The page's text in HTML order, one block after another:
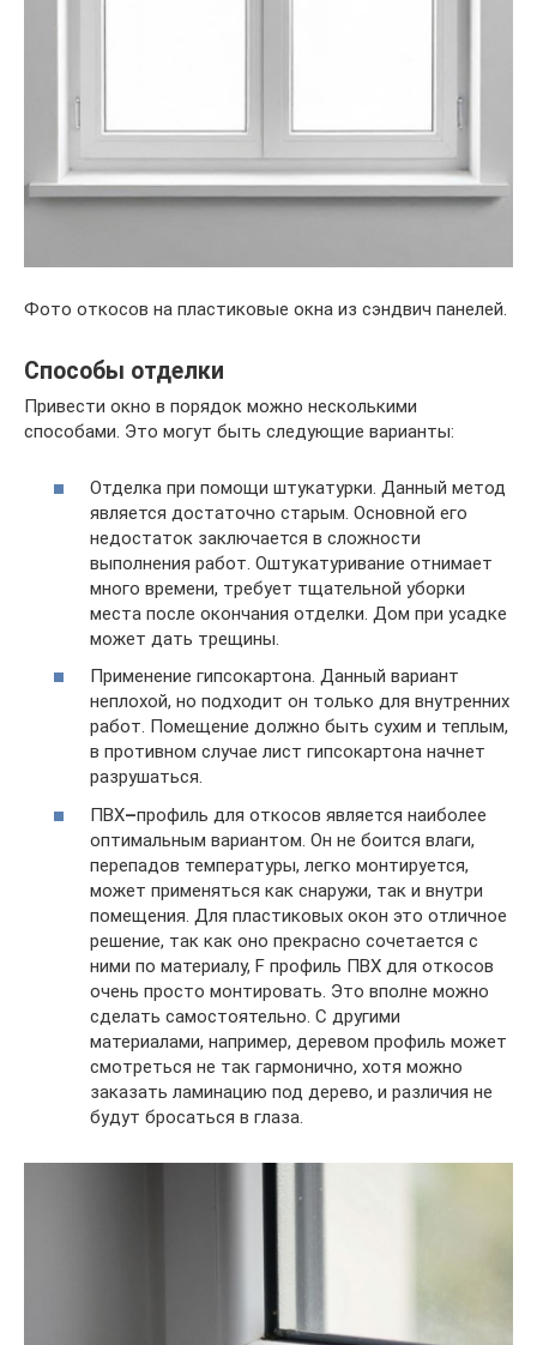
Фото откосов на пластиковые окна из сэндвич панелей.
Способы отделки
Привести окно в порядок можно несколькими
способами. Это могут быть следующие варианты:
Отделка при помощи штукатурки. Данный метод
является достаточно старым. Основной его
недостаток заключается в сложности
выполнения работ. Оштукатуривание отнимает
много времени, требует тщательной уборки
места после окончания отделки. Дом при усадке
может дать трещины.
Применение гипсокартона. Данный вариант
неплохой, но подходит он только для внутренних
работ. Помещение должно быть сухим и теплым,
в противном случае лист гипсокартона начнет
разрушаться.
ПВХ–профиль для откосов является наиболее
оптимальным вариантом. Он не боится влаги,
перепадов температуры, легко монтируется,
может применяться как снаружи, так и внутри
помещения. Для пластиковых окон это отличное
решение, так как оно прекрасно сочетается с
ними по материалу, F профиль ПВХ для откосов
очень просто монтировать. Это вполне можно
сделать самостоятельно. С другими
материалами, например, деревом профиль может
смотреться не так гармонично, хотя можно
заказать ламинацию под дерево, и различия не
будут бросаться в глаза.